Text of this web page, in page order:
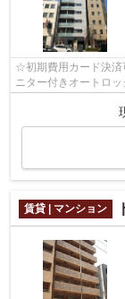
☆初期費用カード決
ニター付きオートロ
2口★独立洗面台★温
賃貸 | マンション